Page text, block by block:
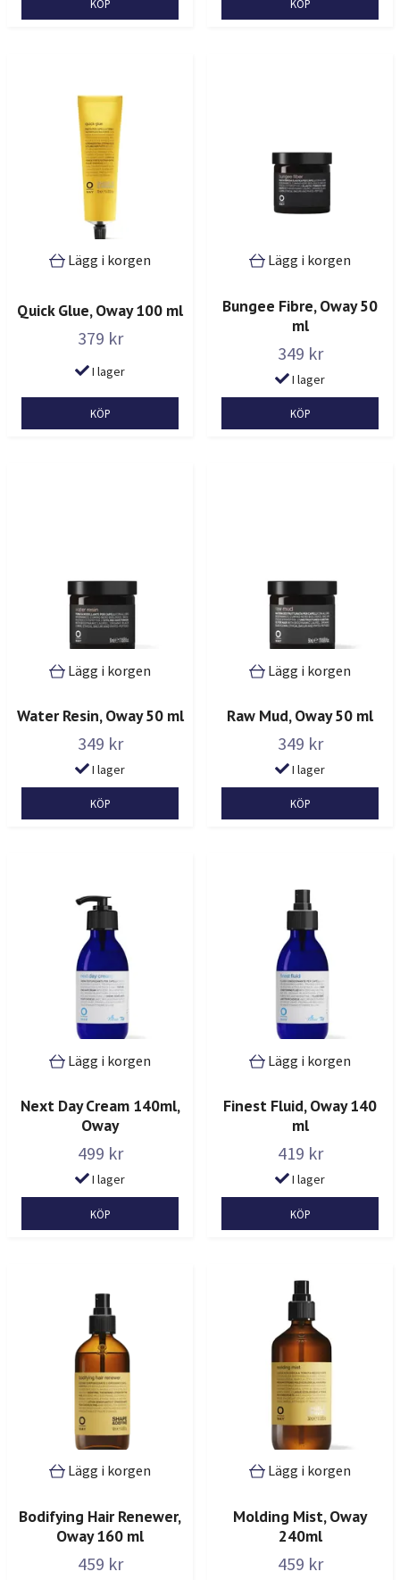
Lägg i korgen
Quick Glue, Oway 100 ml
379 kr
I lager
Lägg i korgen
Bungee Fibre, Oway 50
ml
349 kr
I lager
Lägg i korgen
Water Resin, Oway 50 ml
349 kr
I lager
Lägg i korgen
Raw Mud, Oway 50 ml
349 kr
I lager
Lägg i korgen
Next Day Cream 140ml,
Oway
499 kr
I lager
Lägg i korgen
Finest Fluid, Oway 140
ml
419 kr
I lager
Lägg i korgen
Bodifying Hair Renewer,
Oway 160 ml
459 kr
Lägg i korgen
Molding Mist, Oway
240ml
459 kr